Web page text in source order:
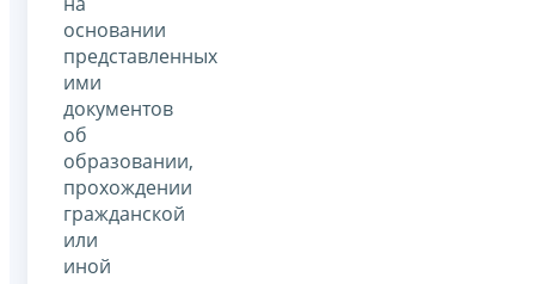
основании
представленных
ими
документов
об
образовании,
прохождении
гражданской
или
иной